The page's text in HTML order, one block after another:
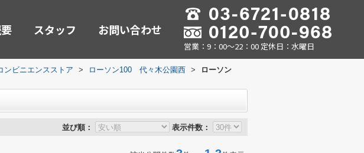
スタッフ お問い合わせ
営業：9：00～22：00 定休日：水曜日
ンビニエンスストア > ローソン100 代々木公園西 >
ローソン
並び順： 表示件数：